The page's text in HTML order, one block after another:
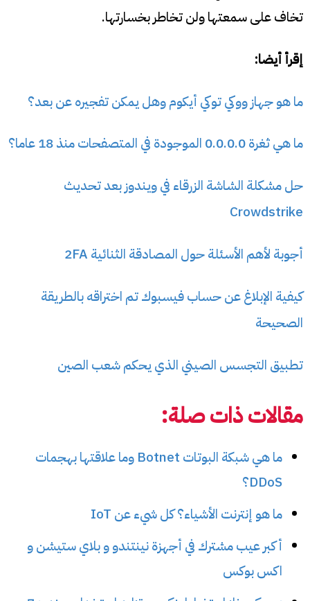
تخاف على سمعتها ولن تخاطر بخسارتها.
إقرأ أيضا:
ما هو جهاز ووكي توكي أيكوم وهل يمكن تفجيره عن بعد؟
ما هي ثغرة 0.0.0.0 الموجودة في المتصفحات منذ 18 عاما؟
حل مشكلة الشاشة الزرقاء في ويندوز بعد تحديث
Crowdstrike
أجوبة لأهم الأسئلة حول المصادقة الثنائية 2FA
كيفية الإبلاغ عن حساب فيسبوك تم اختراقه بالطريقة
الصحيحة
تطبيق التجسس الصيني الذي يحكم شعب الصين
مقالات ذات صلة:
ما هي شبكة البوتات Botnet وما علاقتها بهجمات
DDoS؟
ما هو إنترنت الأشياء؟ كل شيء عن IoT
أكبر عيب مشترك في أجهزة نينتندو و بلاي ستيشن و
اكس بوكس